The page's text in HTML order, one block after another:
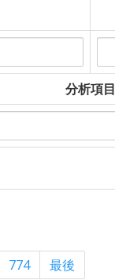
分析項目
774 最後